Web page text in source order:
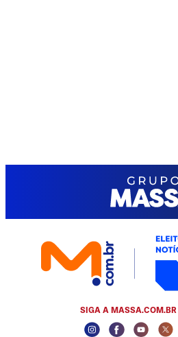
SIGA A MASSA.COM.BR
Instagram
Facebook